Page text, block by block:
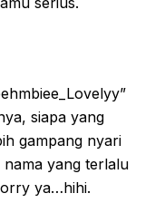
siapa yang
gampang nyari
nama yang terlalu
ya…hihi.